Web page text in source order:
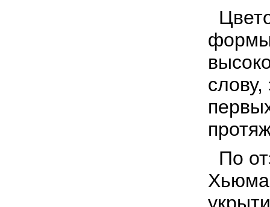
слову,
По